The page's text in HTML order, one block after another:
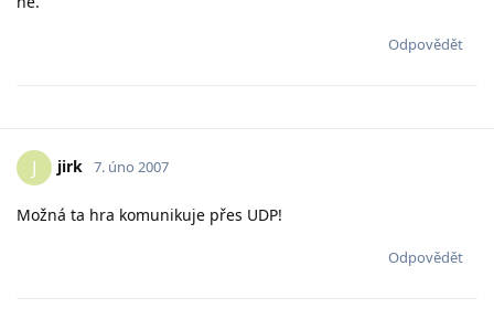
Odpovědět
J jirk 7. úno 2007
Možná ta hra komunikuje přes UDP!
Odpovědět